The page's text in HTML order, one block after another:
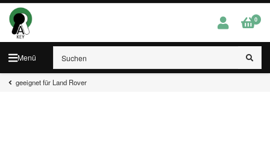
Menü
0
geeignet für Land Rover